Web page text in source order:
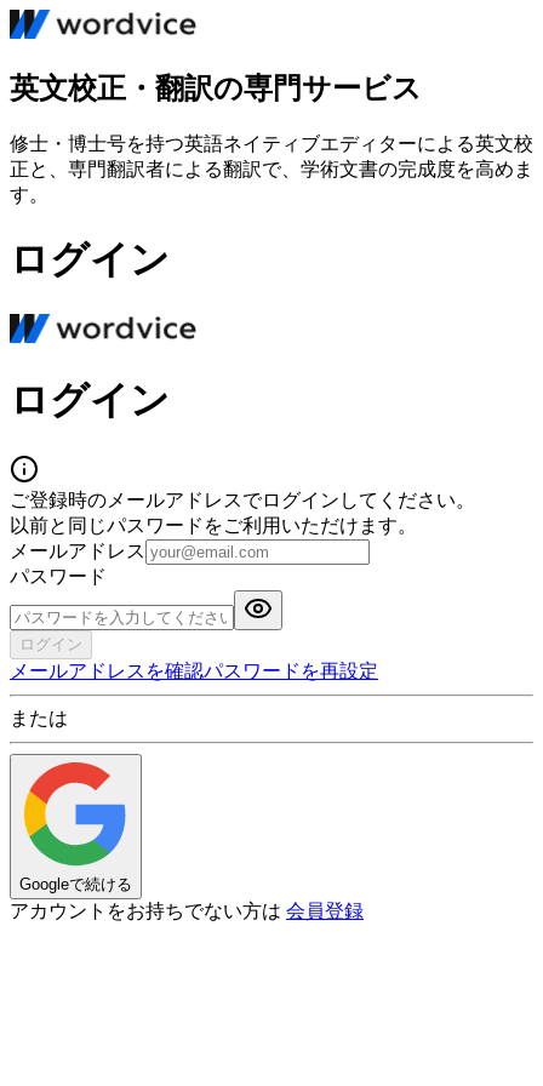
英文校正・翻訳の専門サービス
修士・博士号を持つ英語ネイティブエディターによる英文校
正と、専門翻訳者による翻訳で、学術文書の完成度を高めま
す。
ログイン
ログイン
ご登録時のメールアドレスでログインしてください。
以前と同じパスワードをご利用いただけます。
メールアドレス
パスワード
ログイン
メールアドレスを確認パスワードを再設定
または
Googleで続ける
アカウントをお持ちでない方は 会員登録